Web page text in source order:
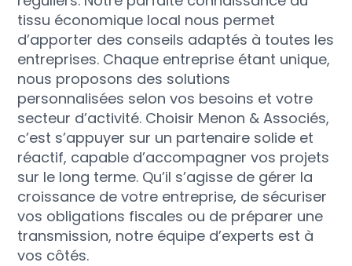
tissu économique local nous permet
d’apporter des conseils adaptés à toutes les
entreprises. Chaque entreprise étant unique,
nous proposons des solutions
personnalisées selon vos besoins et votre
secteur d’activité. Choisir Menon & Associés,
c’est s’appuyer sur un partenaire solide et
réactif, capable d’accompagner vos projets
sur le long terme. Qu’il s’agisse de gérer la
croissance de votre entreprise, de sécuriser
vos obligations fiscales ou de préparer une
transmission, notre équipe d’experts est à
vos côtés.